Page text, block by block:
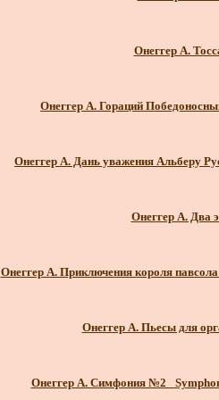
Онеггер А.
Онеггер А. Гораций
Онеггер А. Дань уважения Альберу
Онеггер А. Два
Онеггер А. Приключения короля
Онеггер А. Пьесы для
Онеггер А. Симфония №2_